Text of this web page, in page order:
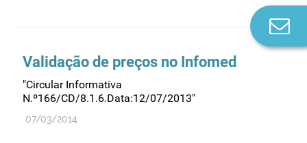
Validação de preços no Infomed
"Circular Informativa
N.º166/CD/8.1.6.Data:12/07/2013"
07/03/2014